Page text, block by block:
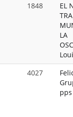
1848
EL
LA
4027